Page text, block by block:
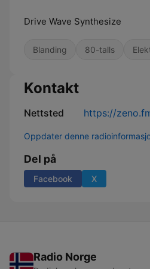
Drive Wave Synthesize
Blanding 80-talls
Kontakt
Nettsted https://
Oppdater denne
Del på
Facebook X
Radio Norge